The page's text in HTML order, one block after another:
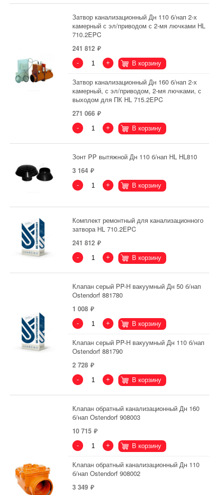
Затвор канализационный Дн 110 б/нап 2-х
камерный с эл/приводом с 2-мя лючками HL
710.2EPC
241 812
- + В корзину
Затвор канализационный Дн 160 б/нап 2-х
камерный, с эл/приводом, 2-мя лючками, с
выходом для ПК HL 715.2EPC
271 066
- + В корзину
Зонт PP вытяжной Дн 110 б/нап HL HL810
3 164
- + В корзину
Комплект ремонтный для канализационного
затвора HL 710.2EPC
241 812
- + В корзину
Клапан серый PP-H вакуумный Дн 50 б/нап
Ostendorf 881780
1 008
- + В корзину
Клапан серый PP-H вакуумный Дн 110 б/нап
Ostendorf 881790
2 728
- + В корзину
Клапан обратный канализационный Дн 160
б/нап Ostendorf 908003
10 715
- + В корзину
Клапан обратный канализационный Дн 110
б/нап Ostendorf 908002
3 349